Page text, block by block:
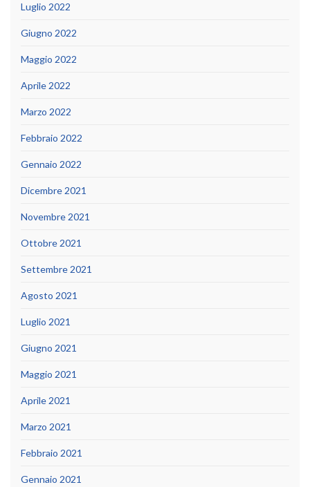
Luglio 2022
Giugno 2022
Maggio 2022
Aprile 2022
Marzo 2022
Febbraio 2022
Gennaio 2022
Dicembre 2021
Novembre 2021
Ottobre 2021
Settembre 2021
Agosto 2021
Luglio 2021
Giugno 2021
Maggio 2021
Aprile 2021
Marzo 2021
Febbraio 2021
Gennaio 2021